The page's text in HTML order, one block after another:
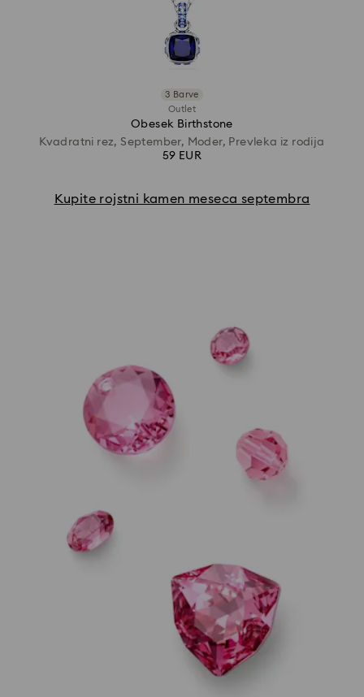
3 Barve
Outlet
Obesek Birthstone
Kvadratni rez, September, Moder, Prevleka iz rodija
59 EUR
Kupite rojstni kamen meseca septembra